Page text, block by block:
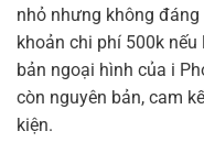
nhỏ nhưng không
khoản chi phí 500k
bản ngoại hình của i
còn nguyên bản, cam
kiện.